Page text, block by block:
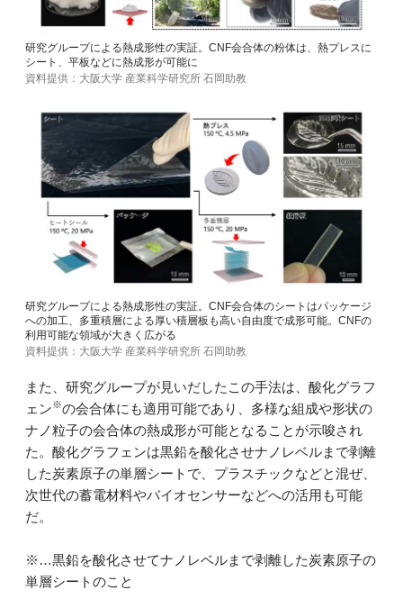
研究グループによる熱成形性の実証。CNF会合体の粉体は、熱プレスに
シート、平板などに熱成形が可能に
資料提供：大阪大学 産業科学研究所 石岡助教
研究グループによる熱成形性の実証。CNF会合体のシートはパッケージ
への加工、多重積層による厚い積層板も高い自由度で成形可能。CNFの
利用可能な領域が大きく広がる
資料提供：大阪大学 産業科学研究所 石岡助教
また、研究グループが見いだしたこの手法は、酸化グラフ
ェン※の会合体にも適用可能であり、多様な組成や形状の
ナノ粒子の会合体の熱成形が可能となることが示唆され
た。酸化グラフェンは黒鉛を酸化させナノレベルまで剥離
した炭素原子の単層シートで、プラスチックなどと混ぜ、
次世代の蓄電材料やバイオセンサーなどへの活用も可能
だ。
※…黒鉛を酸化させてナノレベルまで剥離した炭素原子の
単層シートのこと